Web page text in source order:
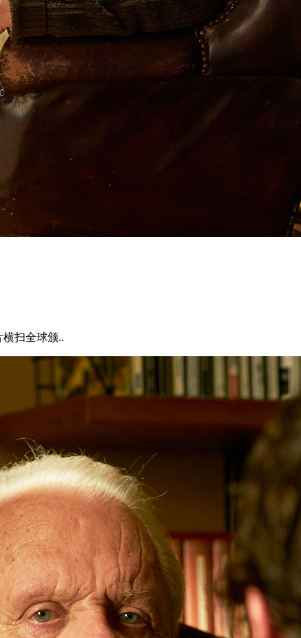
扫全球颁..